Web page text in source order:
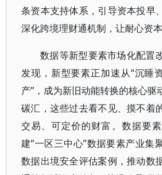
条资本支持体系，引导资本投早
深化跨境理财通机制，让耐心资本
数据等新型要素市场化配置
发现，新型要素正加速从“沉睡
产”，成为新旧动能转换的核心驱
碳汇，这些过去看不见、摸不着
交易、可定价的财富。数据要
建“一区三中心”数据要素产业集
数据出境安全评估案例，推动数